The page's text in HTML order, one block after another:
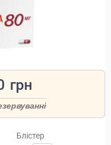
грн
Блістер